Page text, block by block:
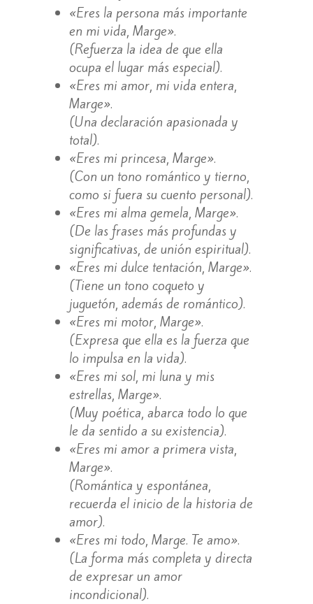
«Eres la persona más importante
en mi vida, Marge».
(Refuerza la idea de que ella
ocupa el lugar más especial).
«Eres mi amor, mi vida entera,
Marge».
(Una declaración apasionada y
total).
«Eres mi princesa, Marge».
(Con un tono romántico y tierno,
como si fuera su cuento personal).
«Eres mi alma gemela, Marge».
(De las frases más profundas y
significativas, de unión espiritual).
«Eres mi dulce tentación, Marge».
(Tiene un tono coqueto y
juguetón, además de romántico).
«Eres mi motor, Marge».
(Expresa que ella es la fuerza que
lo impulsa en la vida).
«Eres mi sol, mi luna y mis
estrellas, Marge».
(Muy poética, abarca todo lo que
le da sentido a su existencia).
«Eres mi amor a primera vista,
Marge».
(Romántica y espontánea,
recuerda el inicio de la historia de
amor).
«Eres mi todo, Marge. Te amo».
(La forma más completa y directa
de expresar un amor
incondicional).